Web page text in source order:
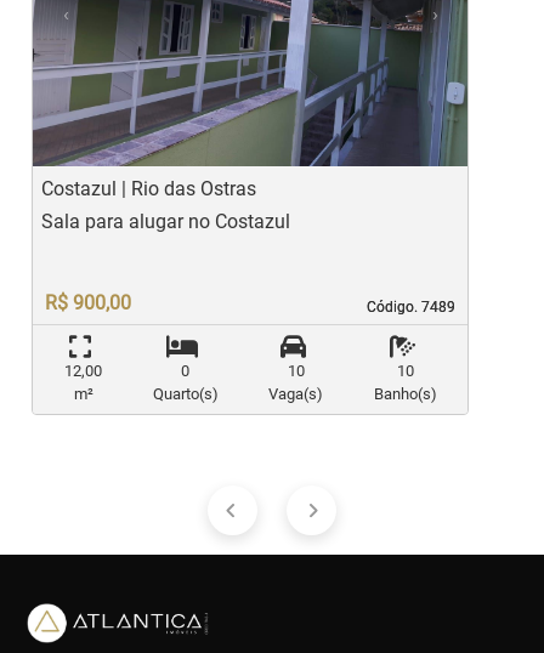
‹
Previous
›
Next
Costazul | Rio das Ostras
Código. 7489
Código. 7489
Sala para alugar no Costazul
R$ 900,00
12,00
m²
0
Quarto(s)
10
Vaga(s)
10
Banho(s)